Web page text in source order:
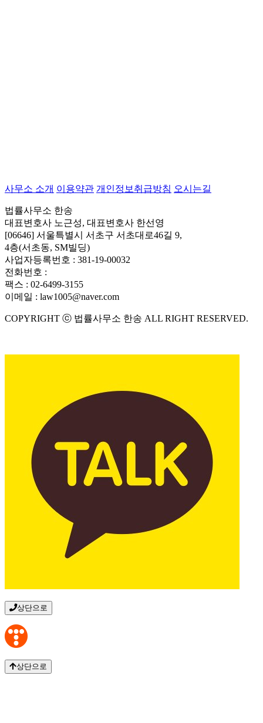
사무소 소개 이용약관 개인정보취급방침 오시는길
법률사무소 한송
대표변호사 노근성, 대표변호사 한선영
[06646] 서울특별시 서초구 서초대로46길 9,
4층(서초동, SM빌딩)
사업자등록번호 : 381-19-00032
전화번호 :
팩스 : 02-6499-3155
이메일 : law1005@naver.com
COPYRIGHT ⓒ 법률사무소 한송 ALL RIGHT RESERVED.
상단으로
상단으로